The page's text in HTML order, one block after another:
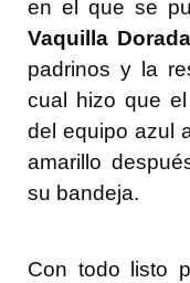
en el que se
Vaquilla Dorada
padrinos y la
cual hizo que
del equipo azul
amarillo
su bandeja.
Con todo listo